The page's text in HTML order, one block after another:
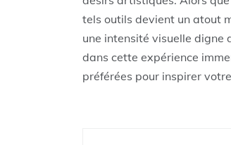
tels outils devient un atout
une intensité visuelle digne
dans cette expérience
préférées pour inspirer